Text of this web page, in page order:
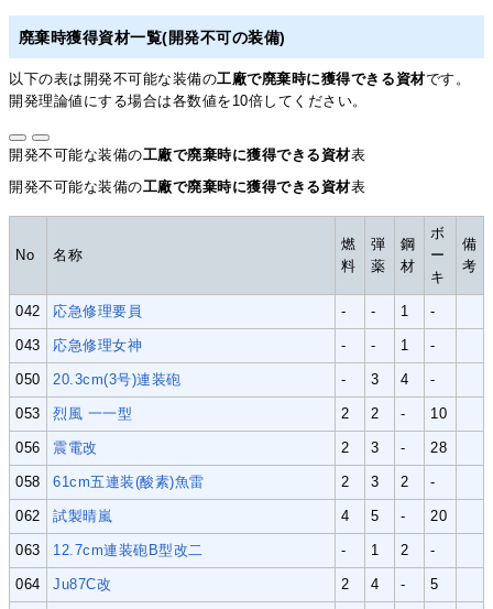
廃棄時獲得資材一覧(開発不可の装備)
以下の表は開発不可能な装備の工廠で廃棄時に獲得できる資材です。
開発理論値にする場合は各数値を10倍してください。
開発不可能な装備の工廠で廃棄時に獲得できる資材表
開発不可能な装備の工廠で廃棄時に獲得できる資材表
No 名称
燃
料
弾
薬
鋼
材
ボ
ー
キ
備
考
042 応急修理要員 - - 1 -
043 応急修理女神 - - 1 -
050 20.3cm(3号)連装砲 - 3 4 -
053 烈風 一一型 2 2 - 10
056 震電改 2 3 - 28
058 61cm五連装(酸素)魚雷 2 3 2 -
062 試製晴嵐 4 5 - 20
063 12.7cm連装砲B型改二 - 1 2 -
064 Ju87C改 2 4 - 5